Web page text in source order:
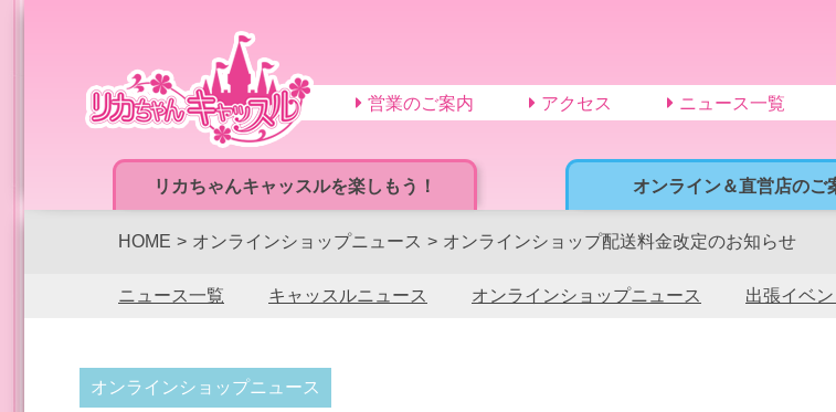
リカちゃんキャッスルを楽しもう！ オンライン＆直営店のご
営業のご案内 アクセス ニュース一覧
HOME オンラインショップニュース オンラインショップ配送料金改定のお知らせ
ニュース一覧 キャッスルニュース オンラインショップニュース 出張イベ
オンラインショップニュース